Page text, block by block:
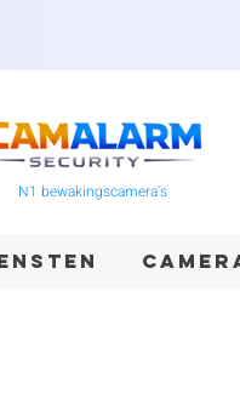
N1 bewakingscamera's